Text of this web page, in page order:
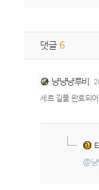
댓글 6
냥냥냥루비
세르 길뚫 완료되
@냥